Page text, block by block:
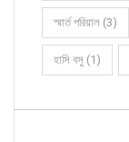
স্মার্ত পরিয়াল (3)
হাসি বসু (1)